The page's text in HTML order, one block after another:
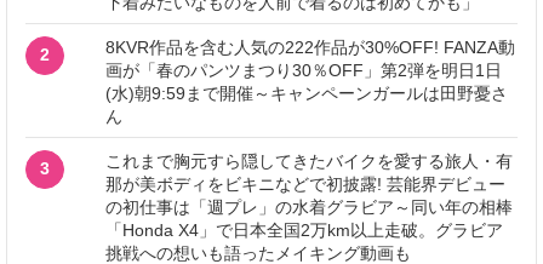
2
8KVR作品を含む人気の222作品が30%OFF! FANZA動
画が「春のパンツまつり30％OFF」第2弾を明日1日
(水)朝9:59まで開催～キャンペーンガールは田野憂さ
ん
3
これまで胸元すら隠してきたバイクを愛する旅人・有
那が美ボディをビキニなどで初披露! 芸能界デビュー
の初仕事は「週プレ」の水着グラビア～同い年の相棒
「Honda X4」で日本全国2万km以上走破。グラビア
挑戦への想いも語ったメイキング動画も